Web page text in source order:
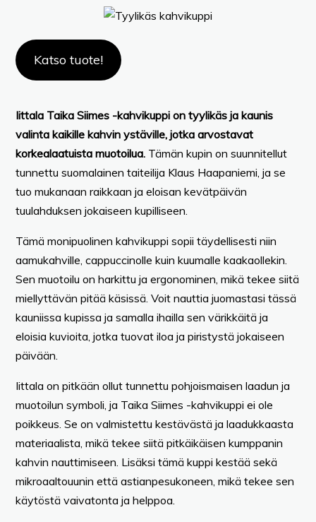
Katso tuote!
Iittala Taika Siimes -kahvikuppi on tyylikäs ja kaunis
valinta kaikille kahvin ystäville, jotka arvostavat
korkealaatuista muotoilua. Tämän kupin on suunnitellut
tunnettu suomalainen taiteilija Klaus Haapaniemi, ja se
tuo mukanaan raikkaan ja eloisan kevätpäivän
tuulahduksen jokaiseen kupilliseen.
Tämä monipuolinen kahvikuppi sopii täydellisesti niin
aamukahville, cappuccinolle kuin kuumalle kaakaollekin.
Sen muotoilu on harkittu ja ergonominen, mikä tekee siitä
miellyttävän pitää käsissä. Voit nauttia juomastasi tässä
kauniissa kupissa ja samalla ihailla sen värikkäitä ja
eloisia kuvioita, jotka tuovat iloa ja piristystä jokaiseen
päivään.
Iittala on pitkään ollut tunnettu pohjoismaisen laadun ja
muotoilun symboli, ja Taika Siimes -kahvikuppi ei ole
poikkeus. Se on valmistettu kestävästä ja laadukkaasta
materiaalista, mikä tekee siitä pitkäikäisen kumppanin
kahvin nauttimiseen. Lisäksi tämä kuppi kestää sekä
mikroaaltouunin että astianpesukoneen, mikä tekee sen
käytöstä vaivatonta ja helppoa.